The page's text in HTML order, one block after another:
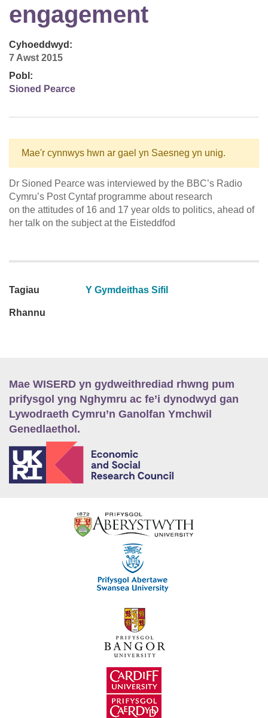
engagement
Cyhoeddwyd:
7 Awst 2015
Pobl:
Sioned Pearce
Mae'r cynnwys hwn ar gael yn Saesneg yn unig.
Dr Sioned Pearce was interviewed by the BBC’s Radio
Cymru’s Post Cyntaf programme about research
on the attitudes of 16 and 17 year olds to politics, ahead of
her talk on the subject at the Eisteddfod
Tagiau Y Gymdeithas Sifil
Rhannu
Mae WISERD yn gydweithrediad rhwng pum
prifysgol yng Nghymru ac fe’i dynodwyd gan
Lywodraeth Cymru’n Ganolfan Ymchwil
Genedlaethol.